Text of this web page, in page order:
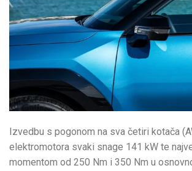
Izvedbu s pogonom na sva četiri kotača
elektromotora svaki snage 141 kW te
momentom od 250 Nm i 350 Nm u